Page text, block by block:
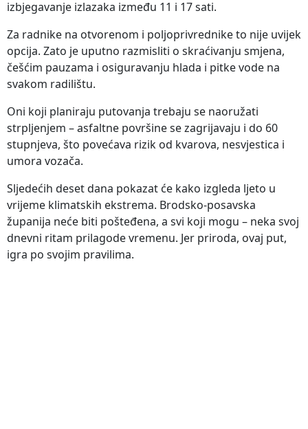
izbjegavanje izlazaka između 11 i 17 sati.
Za radnike na otvorenom i poljoprivrednike to nije uvijek
opcija. Zato je uputno razmisliti o skraćivanju smjena,
češćim pauzama i osiguravanju hlada i pitke vode na
svakom radilištu.
Oni koji planiraju putovanja trebaju se naoružati
strpljenjem – asfaltne površine se zagrijavaju i do 60
stupnjeva, što povećava rizik od kvarova, nesvjestica i
umora vozača.
Sljedećih deset dana pokazat će kako izgleda ljeto u
vrijeme klimatskih ekstrema. Brodsko-posavska
županija neće biti pošteđena, a svi koji mogu – neka svoj
dnevni ritam prilagode vremenu. Jer priroda, ovaj put,
igra po svojim pravilima.